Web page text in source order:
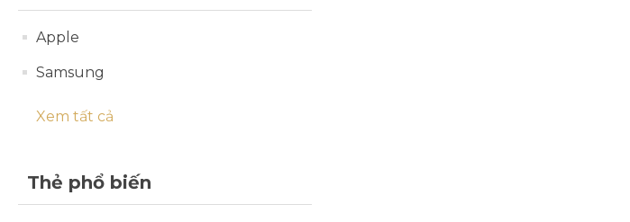
Apple
Samsung
Xem tất cả
Thẻ phổ biến